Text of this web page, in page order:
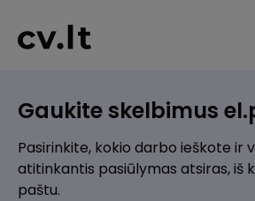
Gaukite skelbimus
Pasirinkite, kokio darbo ieškote ir
atitinkantis pasiūlymas atsiras, iš
paštu.